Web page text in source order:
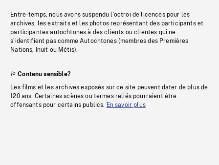
Entre-temps, nous avons suspendu l’octroi de licences pour les
archives, les extraits et les photos représentant des participants et
participantes autochtones à des clients ou clientes qui ne
s’identifient pas comme Autochtones (membres des Premières
Nations, Inuit ou Métis).
Contenu sensible?
Les films et les archives exposés sur ce site peuvent dater de plus de
120 ans. Certaines scènes ou termes reliés pourraient être
offensants pour certains publics. En savoir plus